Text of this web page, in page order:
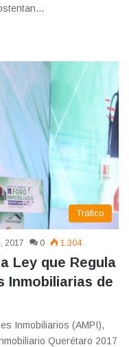
Tráfico
2017 0 1.304
Ley que Regula
Inmobiliarias de
Inmobiliarios (AMPI),
Querétaro 2017